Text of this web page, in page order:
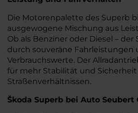
Die Motorenpalette des Superb
ausgewogene Mischung aus
Ob als Benziner oder Diesel –
durch souveräne Fahrleistungen
Verbrauchswerte. Der
für mehr Stabilität und Sicherheit
Straßenverhältnissen.
Škoda Superb bei Auto Seubert